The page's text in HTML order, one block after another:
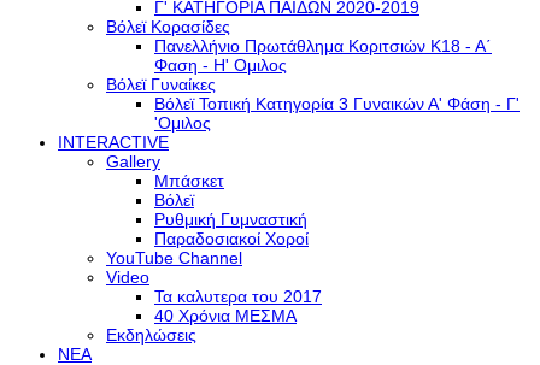
Γ' ΚΑΤΗΓΟΡΙΑ ΠΑΙΔΩΝ 2020-2019
Βόλεϊ Κορασίδες
Πανελλήνιο Πρωτάθλημα Κοριτσιών Κ18 - Α΄
Φαση - H' Ομιλος
Βόλεϊ Γυναίκες
Βόλεϊ Τοπική Κατηγορία 3 Γυναικών Α' Φάση - Γ'
'Ομιλος
INTERACTIVE
Gallery
Μπάσκετ
Βόλεϊ
Ρυθμική Γυμναστική
Παραδοσιακοί Χοροί
YouTube Channel
Video
Τα καλυτερα του 2017
40 Χρόνια ΜΕΣΜΑ
Εκδηλώσεις
ΝΕΑ